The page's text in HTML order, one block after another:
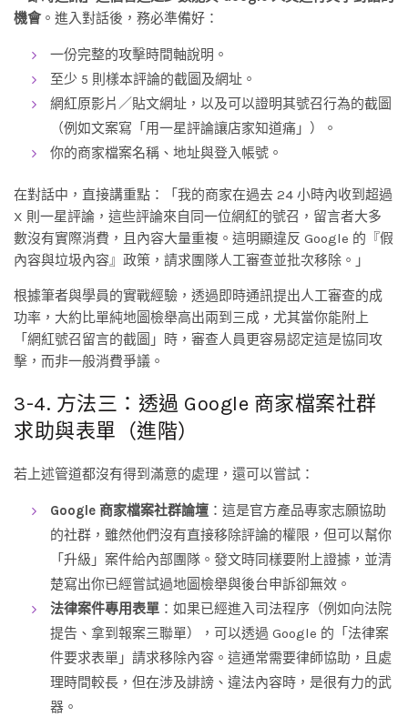
機會。進入對話後，務必準備好：
一份完整的攻擊時間軸說明。
至少 5 則樣本評論的截圖及網址。
網紅原影片／貼文網址，以及可以證明其號召行為的截圖
（例如文案寫「用一星評論讓店家知道痛」）。
你的商家檔案名稱、地址與登入帳號。
在對話中，直接講重點：「我的商家在過去 24 小時內收到超過
X 則一星評論，這些評論來自同一位網紅的號召，留言者大多
數沒有實際消費，且內容大量重複。這明顯違反 Google 的『假
內容與垃圾內容』政策，請求團隊人工審查並批次移除。」
根據筆者與學員的實戰經驗，透過即時通訊提出人工審查的成
功率，大約比單純地圖檢舉高出兩到三成，尤其當你能附上
「網紅號召留言的截圖」時，審查人員更容易認定這是協同攻
擊，而非一般消費爭議。
3-4. 方法三：透過 Google 商家檔案社群
求助與表單（進階）
若上述管道都沒有得到滿意的處理，還可以嘗試：
Google 商家檔案社群論壇 ：這是官方產品專家志願協助
的社群，雖然他們沒有直接移除評論的權限，但可以幫你
「升級」案件給內部團隊。發文時同樣要附上證據，並清
楚寫出你已經嘗試過地圖檢舉與後台申訴卻無效。
法律案件專用表單 ：如果已經進入司法程序（例如向法院
提告、拿到報案三聯單），可以透過 Google 的「法律案
件要求表單」請求移除內容。這通常需要律師協助，且處
理時間較長，但在涉及誹謗、違法內容時，是很有力的武
器。